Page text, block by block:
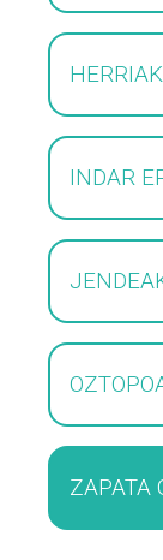
INDAR
ZAPATA